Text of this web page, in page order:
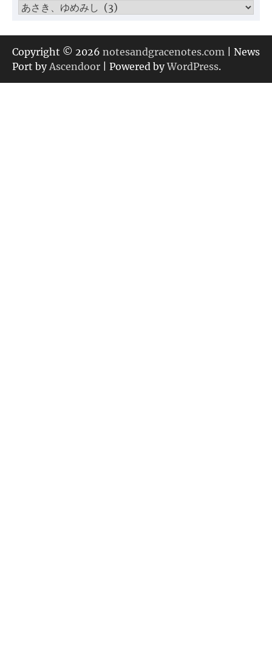
カ
ゴ
リ
ー
Copyright © 2026 notesandgracenotes.com | News
Port byAscendoor | Powered byWordPress.